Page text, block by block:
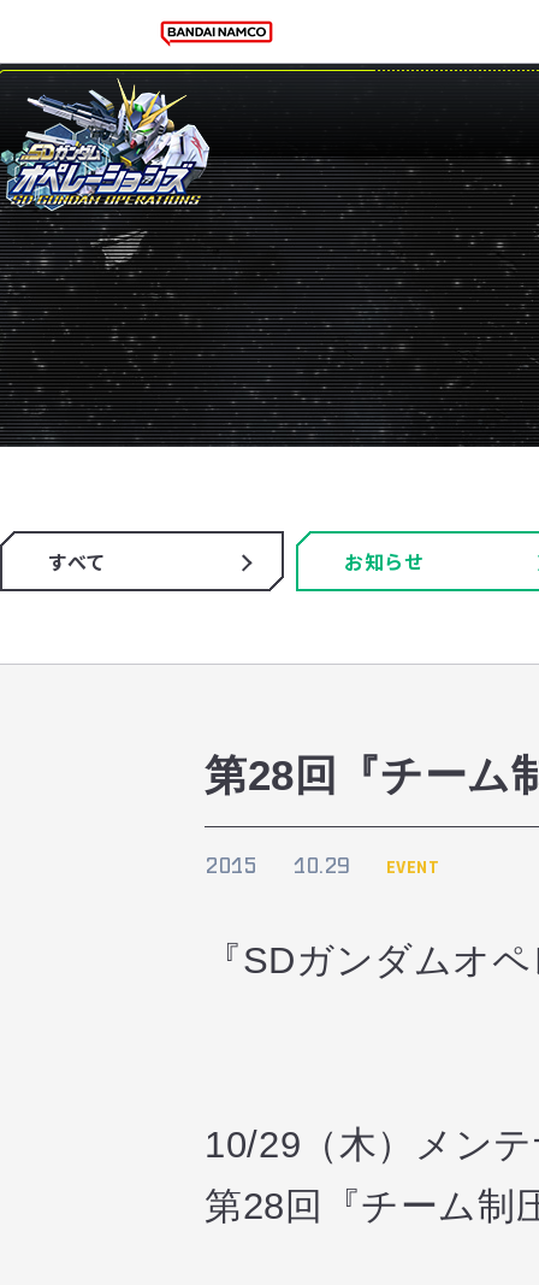
すべて お知らせ
第28回『チーム
2015 10.29 EVENT
『SDガンダムオ
10/29（木）メン
第28回『チーム制